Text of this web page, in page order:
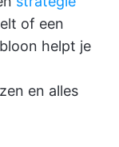
of een
helpt je
en alles